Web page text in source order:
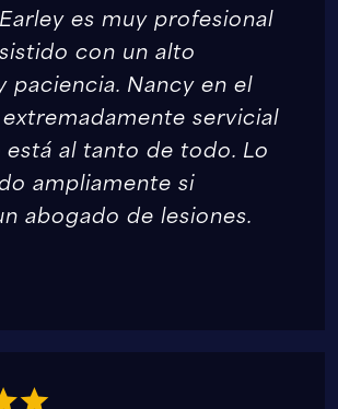
es muy profesional
con un alto
paciencia. Nancy en el
servicial
está al tanto de todo. Lo
ampliamente si
abogado de lesiones.